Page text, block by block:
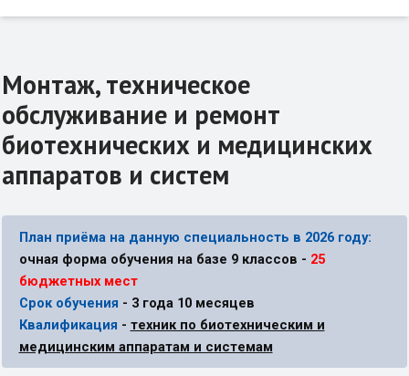
Монтаж, техническое
обслуживание и ремонт
биотехнических и медицинских
аппаратов и систем
План приёма на данную специальность в 2026 году:
очная форма обучения на базе 9 классов - 25
бюджетных мест
Срок обучения - 3 года 10 месяцев
Квалификация - техник по биотехническим и
медицинским аппаратам и системам